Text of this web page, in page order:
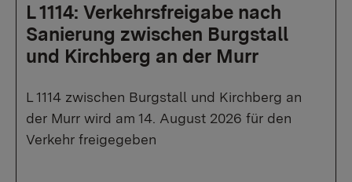
L 1114: Verkehrsfreigabe nach
Sanierung zwischen Burgstall
und Kirchberg an der Murr
L 1114 zwischen Burgstall und Kirchberg an
der Murr wird am 14. August 2026 für den
Verkehr freigegeben